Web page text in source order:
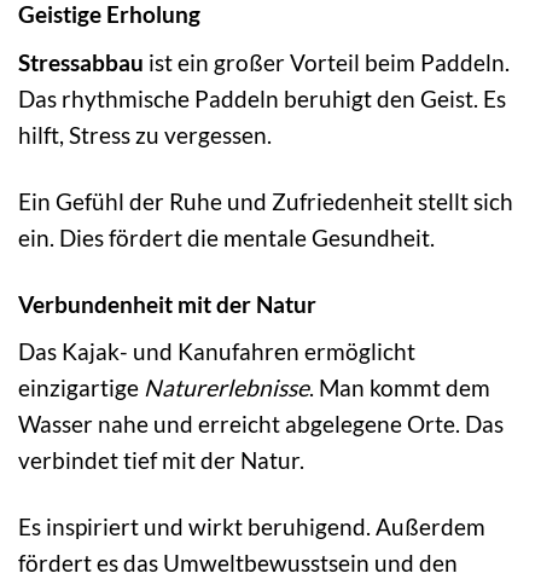
Geistige Erholung
Stressabbau ist ein großer Vorteil beim Paddeln.
Das rhythmische Paddeln beruhigt den Geist. Es
hilft, Stress zu vergessen.
Ein Gefühl der Ruhe und Zufriedenheit stellt sich
ein. Dies fördert die mentale Gesundheit.
Verbundenheit mit der Natur
Das Kajak- und Kanufahren ermöglicht
einzigartige Naturerlebnisse. Man kommt dem
Wasser nahe und erreicht abgelegene Orte. Das
verbindet tief mit der Natur.
Es inspiriert und wirkt beruhigend. Außerdem
fördert es das Umweltbewusstsein und den